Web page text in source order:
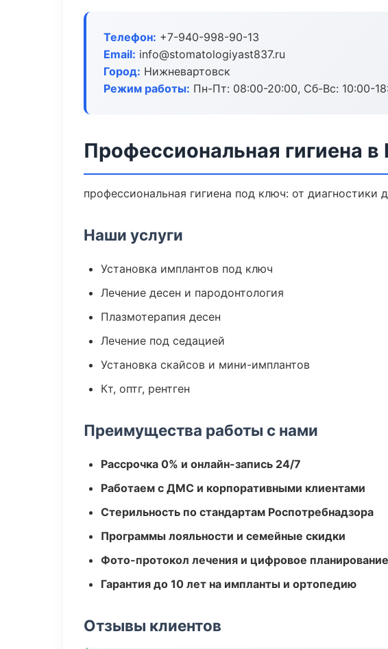
Телефон: +7-940-998-90-13
Email: info@stomatologiyast837.ru
Город: Нижневартовск
Режим работы: Пн-Пт: 08:00-20:00, Сб-Вс: 10:00-
Профессиональная гигиена
профессиональная гигиена под ключ: от
Наши услуги
Установка имплантов под ключ
Лечение десен и пародонтология
Плазмотерапия десен
Лечение под седацией
Установка скайсов и мини-имплантов
Кт, оптг, рентген
Преимущества работы с нами
Рассрочка 0% и онлайн-запись 24/7
Работаем с ДМС и корпоративными клиентами
Стерильность по стандартам Роспотребнадзора
Программы лояльности и семейные скидки
Фото-протокол лечения и цифровое планирование
Гарантия до 10 лет на импланты и ортопедию
Отзывы клиентов